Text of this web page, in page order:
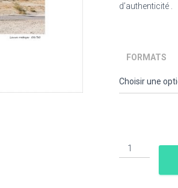
d’authenticité .
FORMATS
quantité
de